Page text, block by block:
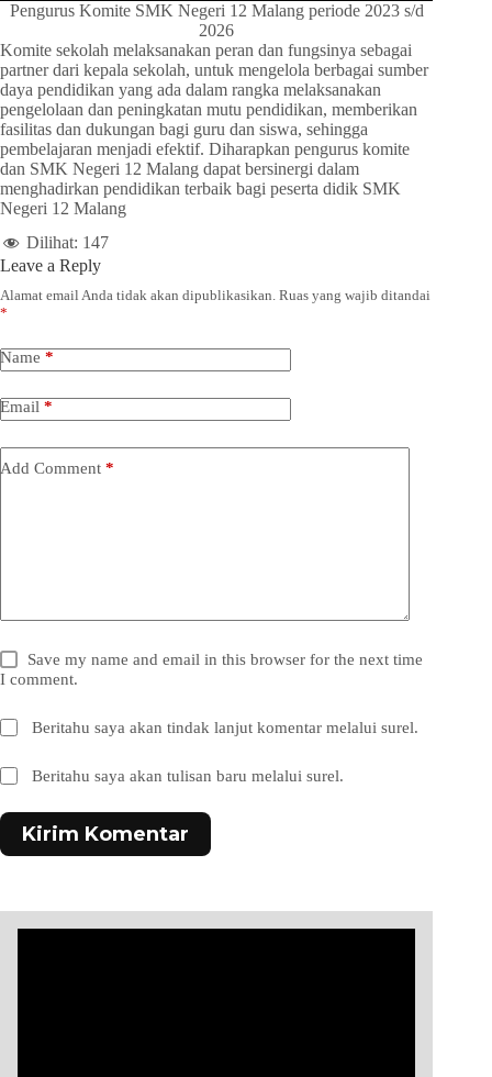
Pengurus Komite SMK Negeri 12 Malang periode 2023 s/d
2026
Komite sekolah melaksanakan peran dan fungsinya sebagai
partner dari kepala sekolah, untuk mengelola berbagai sumber
daya pendidikan yang ada dalam rangka melaksanakan
pengelolaan dan peningkatan mutu pendidikan, memberikan
fasilitas dan dukungan bagi guru dan siswa, sehingga
pembelajaran menjadi efektif. Diharapkan pengurus komite
dan SMK Negeri 12 Malang dapat bersinergi dalam
menghadirkan pendidikan terbaik bagi peserta didik SMK
Negeri 12 Malang
Dilihat: 147
Leave a Reply
Alamat email Anda tidak akan dipublikasikan. Ruas yang wajib ditandai
*
Name *
Email *
Add Comment *
Save my name and email in this browser for the next time
I comment.
Beritahu saya akan tindak lanjut komentar melalui surel.
Beritahu saya akan tulisan baru melalui surel.
Kirim Komentar